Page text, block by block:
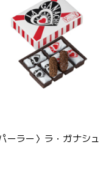
パーラー〉ラ・ガナシ